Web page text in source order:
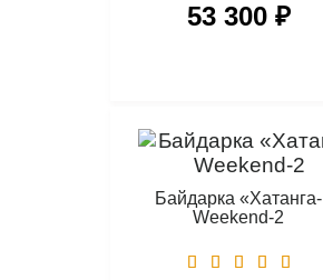
53 300 ₽
Байдарка «Хатанга-
Weekend-2